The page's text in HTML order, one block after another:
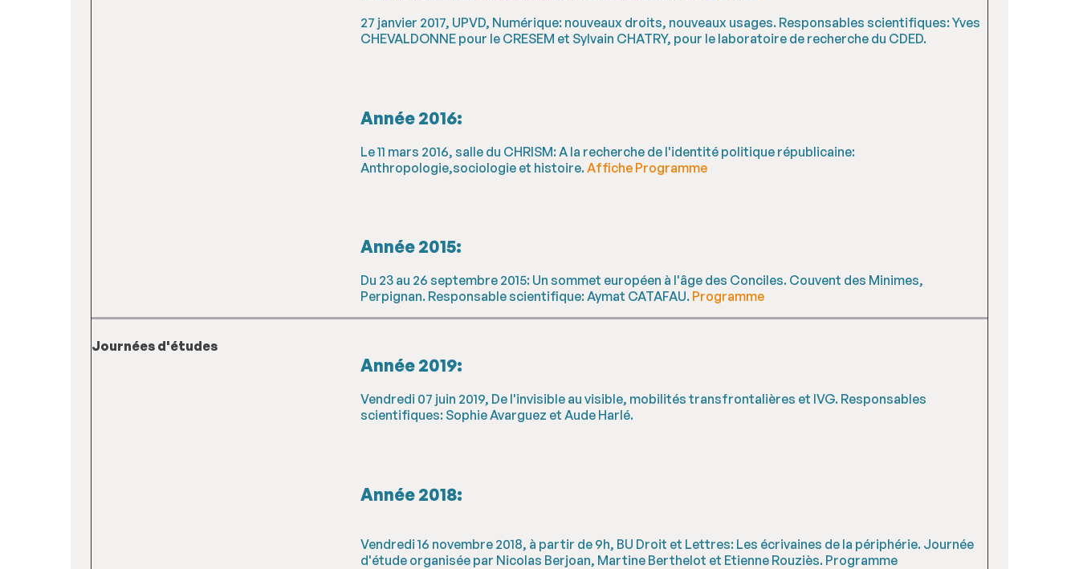
27 janvier 2017, UPVD, Numérique: nouveaux droits, nouveaux usages. Responsables scientifiques: Yves
CHEVALDONNE pour le CRESEM et Sylvain CHATRY, pour le laboratoire de recherche du CDED.
Année 2016:
Le 11 mars 2016, salle du CHRISM: A la recherche de l'identité politique républicaine:
Anthropologie,sociologie et histoire.Affiche Programme
Année 2015:
Du 23 au 26 septembre 2015: Un sommet européen à l'âge des Conciles. Couvent des Minimes,
Perpignan. Responsable scientifique: Aymat CATAFAU. Programme
Journées d'études
Année 2019:
Vendredi 07 juin 2019, De l'invisible au visible, mobilités transfrontalières et IVG. Responsables
scientifiques: Sophie Avarguez et Aude Harlé.
Année 2018:
Vendredi 16 novembre 2018, à partir de 9h, BU Droit et Lettres: Les écrivaines de la périphérie. Journée
d'étude organisée par Nicolas Berjoan, Martine Berthelot et Etienne Rouziès. Programme